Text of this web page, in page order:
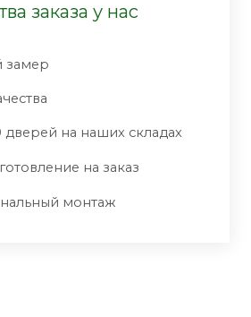
заказа у нас
замер
на наших складах
на заказ
монтаж